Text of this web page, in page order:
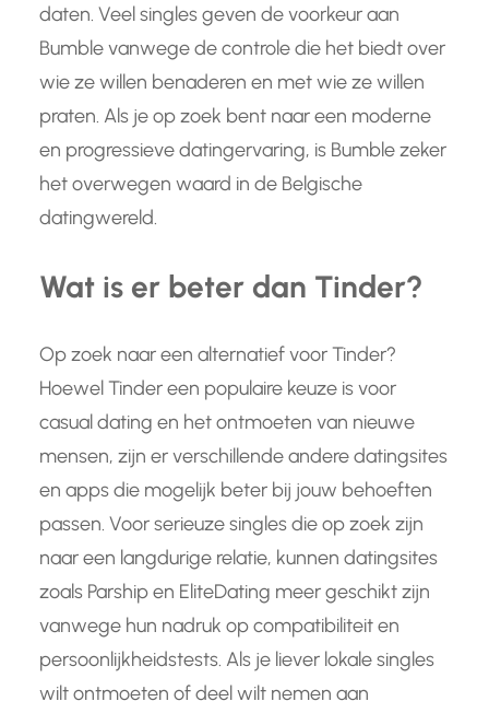
daten. Veel singles geven de voorkeur aan
Bumble vanwege de controle die het biedt over
wie ze willen benaderen en met wie ze willen
praten. Als je op zoek bent naar een moderne
en progressieve datingervaring, is Bumble zeker
het overwegen waard in de Belgische
datingwereld.
Wat is er beter dan Tinder?
Op zoek naar een alternatief voor Tinder?
Hoewel Tinder een populaire keuze is voor
casual dating en het ontmoeten van nieuwe
mensen, zijn er verschillende andere datingsites
en apps die mogelijk beter bij jouw behoeften
passen. Voor serieuze singles die op zoek zijn
naar een langdurige relatie, kunnen datingsites
zoals Parship en EliteDating meer geschikt zijn
vanwege hun nadruk op compatibiliteit en
persoonlijkheidstests. Als je liever lokale singles
wilt ontmoeten of deel wilt nemen aan